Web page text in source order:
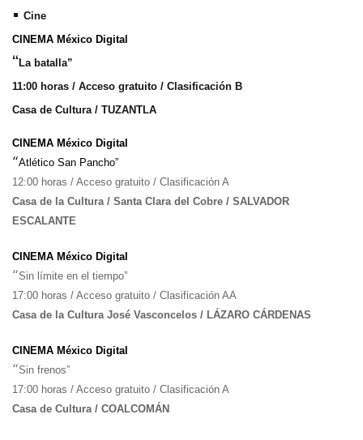
• Cine
CINEMA México Digital
“ La batalla”
11:00 horas / Acceso gratuito / Clasificación B
Casa de Cultura / TUZANTLA
CINEMA México Digital
“Atlético San Pancho”
12:00 horas / Acceso gratuito / Clasificación A
Casa de la Cultura / Santa Clara del Cobre / SALVADOR
ESCALANTE
CINEMA México Digital
“Sin límite en el tiempo”
17:00 horas / Acceso gratuito / Clasificación AA
Casa de la Cultura José Vasconcelos / LÁZARO CÁRDENAS
CINEMA México Digital
“Sin frenos”
17:00 horas / Acceso gratuito / Clasificación A
Casa de Cultura / COALCOMÁN